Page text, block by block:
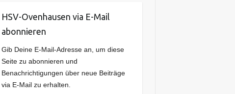
HSV-Ovenhausen via E-Mail
abonnieren
Gib Deine E-Mail-Adresse an, um diese
Seite zu abonnieren und
Benachrichtigungen über neue Beiträge
via E-Mail zu erhalten.